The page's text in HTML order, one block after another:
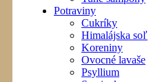
Potraviny
Cukríky
Himalájska soľ
Koreniny
Ovocné lavaše
Psyllium